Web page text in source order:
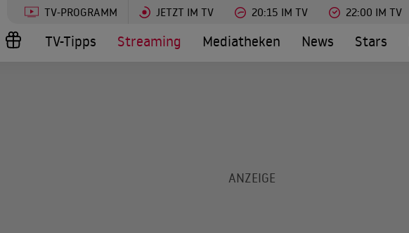
TV-PROGRAMM JETZT IM TV 20:15 IM TV 22:00 IM TV
TV-Tipps Streaming Mediatheken News Stars